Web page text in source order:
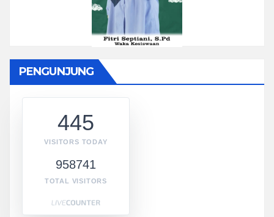
PENGUNJUNG
445
VISITORS TODAY
958741
TOTAL VISITORS